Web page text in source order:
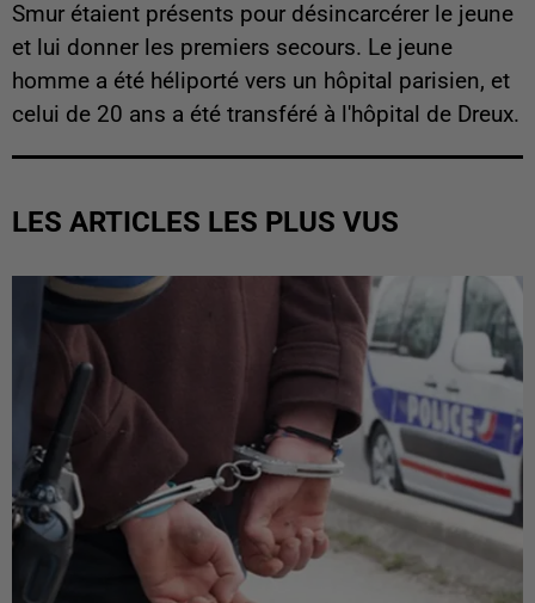
Smur étaient présents pour désincarcérer le jeune
et lui donner les premiers secours. Le jeune
homme a été héliporté vers un hôpital parisien, et
celui de 20 ans a été transféré à l'hôpital de Dreux.
LES ARTICLES LES PLUS VUS